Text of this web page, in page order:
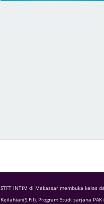
STFT INTIM di Makassar membuka kelas
Keilahian(S.Fil), Program Studi sarjana